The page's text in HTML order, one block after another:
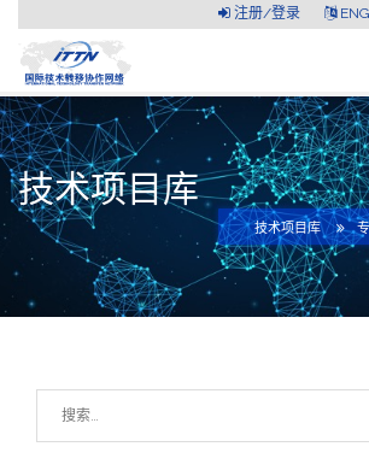
ENG
注册/登录
技术项目库
技术项目库